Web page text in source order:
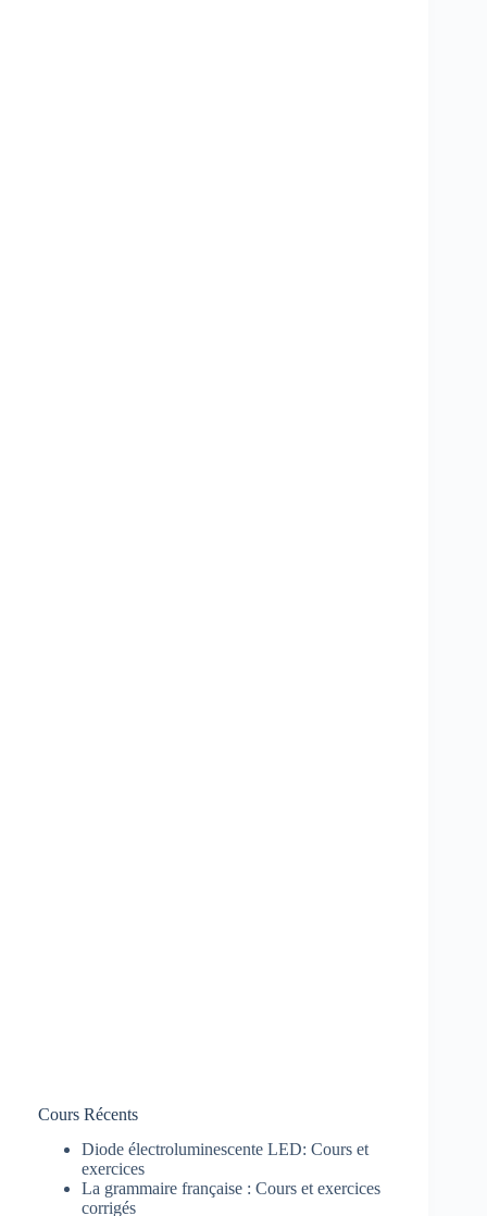
Cours Récents
Diode électroluminescente LED: Cours et
exercices
La grammaire française : Cours et exercices
corrigés